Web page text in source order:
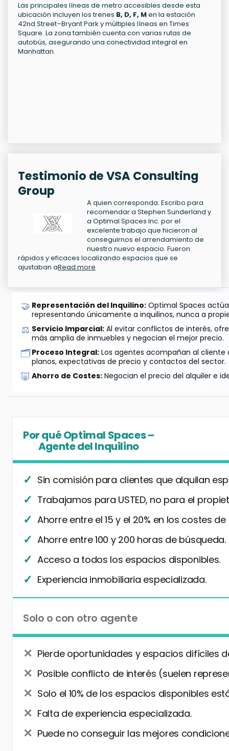
Las principales líneas de metro accesibles desde esta
ubicación incluyen los trenes B, D, F, Men la estación
42nd Street–Bryant Park y múltiples líneas en Times
Square. La zona también cuenta con varias rutas de
autobús, asegurando una conectividad integral en
Manhattan.
Testimonio de VSA Consulting
Group
A quien corresponda: Escribo para
recomendar a Stephen Sunderland y
a Optimal Spaces Inc. por el
excelente trabajo que hicieron al
conseguirnos el arrendamiento de
nuestro nuevo espacio. Fueron
rápidos y eficaces localizando espacios que se
ajustaban aRead more
🤝 Representación del Inquilino: Optimal Spaces
representando únicamente a inquilinos, nunca a
⚖️ Servicio Imparcial: Al evitar conflictos de interés,
más amplia de inmuebles y negocian el mejor precio.
🗂️Proceso Integral: Los agentes acompañan al
planos, expectativas de precio y contactos del sector.
🐷 Ahorro de Costes: Negocian el precio del alquiler e
Por qué Optimal Spaces –
Agente del Inquilino
Sin comisión para clientes que alquilan
Trabajamos para USTED, no para el
Ahorre entre el 15 y el 20% en los costes
Ahorre entre 100 y 200 horas de búsqueda.
Acceso a todos los espacios disponibles.
Experiencia inmobiliaria especializada.
Solo o con otro agente
Pierde oportunidades y espacios difíciles
Posible conflicto de interés (suelen
Solo el 10% de los espacios disponibles
Falta de experiencia especializada.
Puede no conseguir las mejores